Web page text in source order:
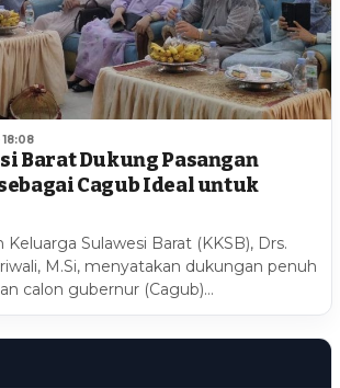
Barat Dukung Pasangan
Cagub Ideal untuk
Sulawesi Barat (KKSB), Drs.
M.Si, menyatakan dukungan penuh
calon gubernur (Cagub)…